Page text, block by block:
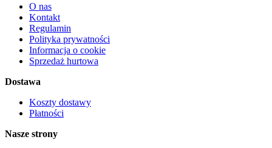
O nas
Kontakt
Regulamin
Polityka prywatności
Informacja o cookie
Sprzedaż hurtowa
Dostawa
Koszty dostawy
Płatności
Nasze strony